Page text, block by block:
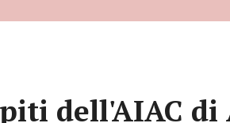
dell'AIAC di